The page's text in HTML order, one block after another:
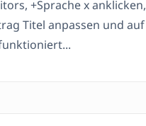
+Sprache x
Titel anpassen und